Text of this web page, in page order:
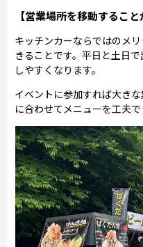
【営業場所を移動すること
キッチンカーならではのメ
きることです。平日と土日
しやすくなります。
イベントに参加すれば大き
に合わせてメニューを工夫